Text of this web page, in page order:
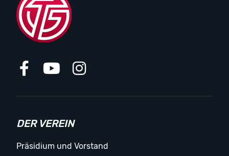
DER VEREIN
Präsidium und Vorstand